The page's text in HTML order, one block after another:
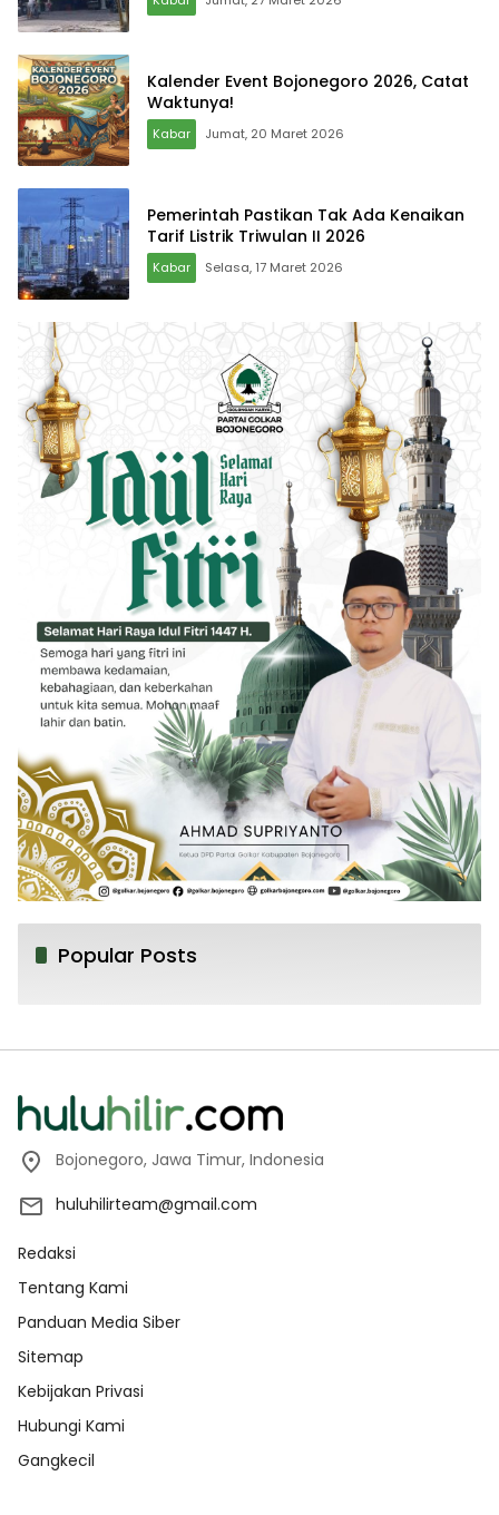
Kalender Event Bojonegoro 2026, Catat
Waktunya!
Kabar Jumat, 20 Maret 2026
Pemerintah Pastikan Tak Ada Kenaikan
Tarif Listrik Triwulan II 2026
Kabar Selasa, 17 Maret 2026
Popular Posts
Bojonegoro, Jawa Timur, Indonesia
huluhilirteam@gmail.com
Redaksi
Tentang Kami
Panduan Media Siber
Sitemap
Kebijakan Privasi
Hubungi Kami
Gangkecil